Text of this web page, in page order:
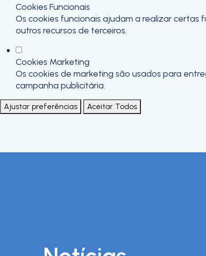
Cookies Funcionais
Os cookies funcionais ajudam a realizar
outros recursos de terceiros.
Cookies Marketing
Os cookies de marketing são usados para
campanha publicitária.
Ajustar preferências Aceitar Todos